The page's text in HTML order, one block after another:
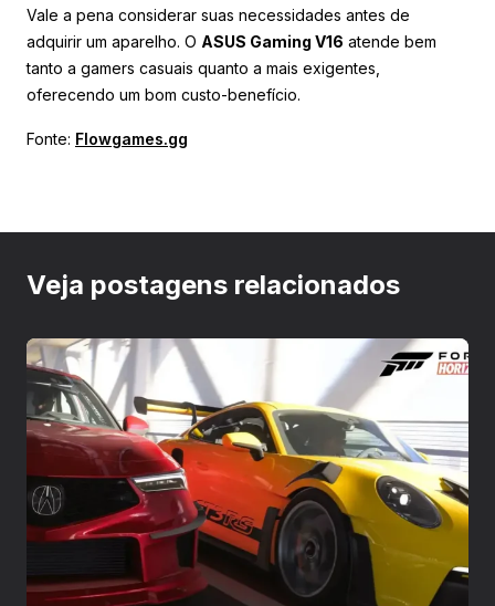
Vale a pena considerar suas necessidades antes de
adquirir um aparelho. O ASUS Gaming V16 atende bem
tanto a gamers casuais quanto a mais exigentes,
oferecendo um bom custo-benefício.
Fonte: Flowgames.gg
Veja postagens relacionados